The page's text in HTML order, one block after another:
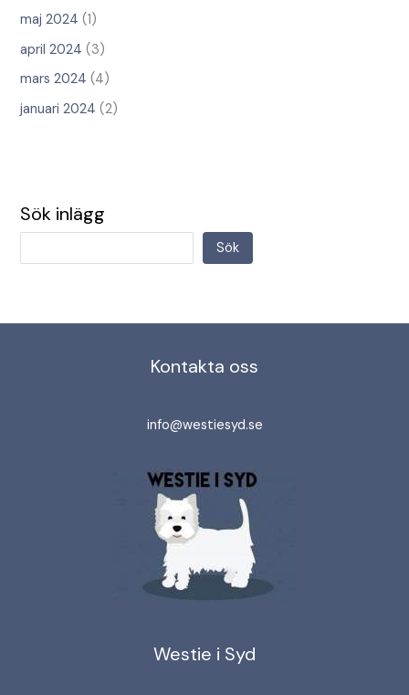
maj 2024 (1)
april 2024 (3)
mars 2024 (4)
januari 2024 (2)
Sök inlägg
Sök
Kontakta oss
info@westiesyd.se
Westie i Syd